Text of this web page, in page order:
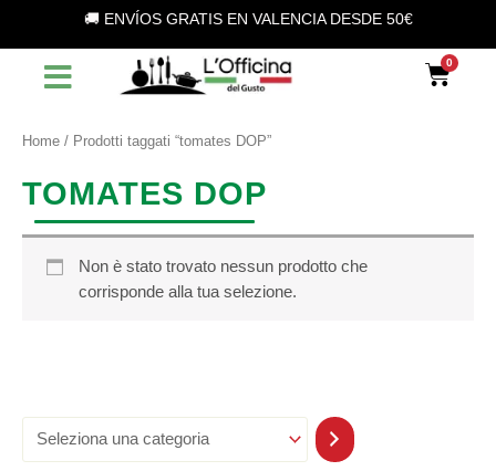
contenuto
🚚 ENVÍOS GRATIS EN VALENCIA DESDE 50€
l
o
a
Home / Prodotti taggati “tomates DOP”
TOMATES DOP
Non è stato trovato nessun prodotto che
corrisponde alla tua selezione.